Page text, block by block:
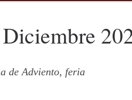
de Adviento, feria